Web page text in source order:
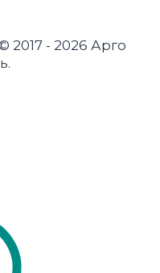
- 2026 Арго